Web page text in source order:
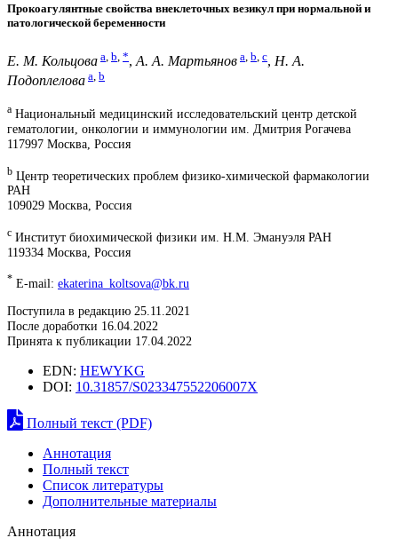
Прокоагулянтные свойства внеклеточных везикул при нормальной и
патологической беременности
Е. М. Кольцова a b *, А. А. Мартьянов a b c, Н. А.
Подоплелова a, b
a Национальный медицинский исследовательский центр детской
гематологии, онкологии и иммунологии им. Дмитрия Рогачева
117997 Москва, Россия
b Центр теоретических проблем физико-химической фармакологии
РАН
109029 Москва, Россия
c Институт биохимической физики им. Н.М. Эмануэля РАН
119334 Москва, Россия
* E-mail: ekaterina_koltsova@bk.ru
Поступила в редакцию 25.11.2021
После доработки 16.04.2022
Принята к публикации 17.04.2022
EDN: HEWYKG
DOI: 10.31857/S023347552206007X
Полный текст (PDF)
Аннотация
Полный текст
Список литературы
Дополнительные материалы
Аннотация